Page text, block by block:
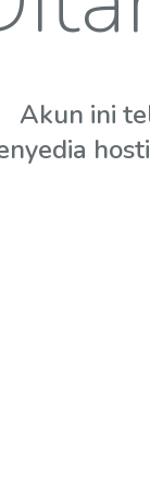
Akun ini